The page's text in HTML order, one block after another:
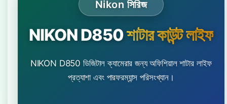
Nikon সিরিজ
NIKON D850শাটার কাউন্ট লাইফ
NIKON D850 ডিজিটাল ক্যামেরার জন্য অফিশিয়াল শাটার লাইফ
প্রত্যাশা এবং পারফরম্যান্স পরিসংখ্যান।